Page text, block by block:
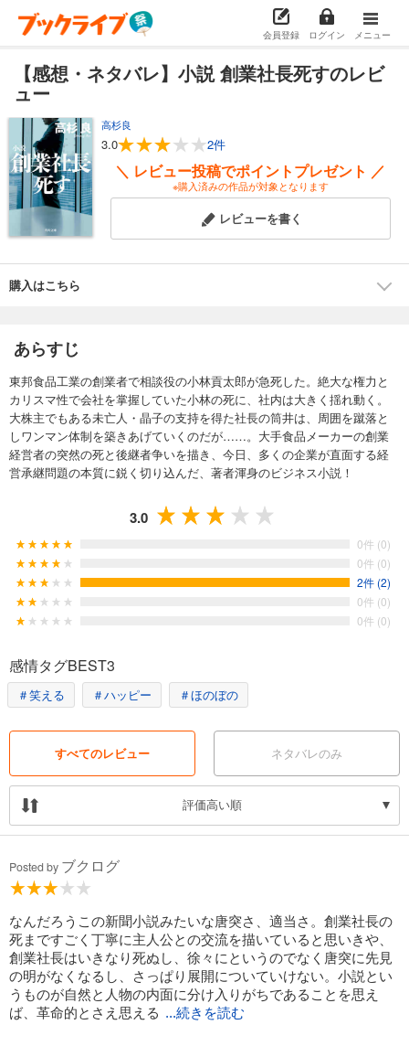
会員登録 ログイン メニュー
【感想・ネタバレ】小説 創業社長死すのレビ
ュー
高杉良
3.0 2件
＼ レビュー投稿でポイントプレゼント ／
※購入済みの作品が対象となります
レビューを書く
購入はこちら
あらすじ
東邦食品工業の創業者で相談役の小林貢太郎が急死した。絶大な権力と
カリスマ性で会社を掌握していた小林の死に、社内は大きく揺れ動く。
大株主でもある未亡人・晶子の支持を得た社長の筒井は、周囲を蹴落と
しワンマン体制を築きあげていくのだが……。大手食品メーカーの創業
経営者の突然の死と後継者争いを描き、今日、多くの企業が直面する経
営承継問題の本質に鋭く切り込んだ、著者渾身のビジネス小説！
3.0
0件 (0)
0件 (0)
2件 (2)
0件 (0)
0件 (0)
感情タグBEST3
＃笑える ＃ハッピー ＃ほのぼの
すべてのレビュー ネタバレのみ
評価高い順
Posted by ブクログ
なんだろうこの新聞小説みたいな唐突さ、適当さ。創業社長の
死まですごく丁寧に主人公との交流を描いていると思いきや、
創業社長はいきなり死ぬし、徐々にというのでなく唐突に先見
の明がなくなるし、さっぱり展開についていけない。小説とい
うものが自然と人物の内面に分け入りがちであることを思え
ば、革命的とさえ思える ...続きを読む